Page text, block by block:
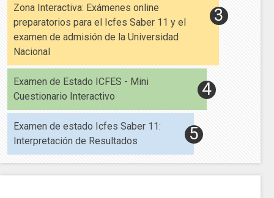
Zona Interactiva: Exámenes online
preparatorios para el Icfes Saber 11 y el
examen de admisión de la Universidad
Nacional
Examen de Estado ICFES - Mini
Cuestionario Interactivo
Examen de estado Icfes Saber 11:
Interpretación de Resultados